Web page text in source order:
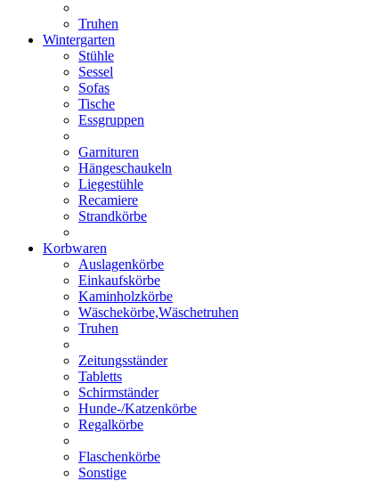
Truhen
Wintergarten
Stühle
Sessel
Sofas
Tische
Essgruppen
Garnituren
Hängeschaukeln
Liegestühle
Recamiere
Strandkörbe
Korbwaren
Auslagenkörbe
Einkaufskörbe
Kaminholzkörbe
Wäschekörbe,Wäschetruhen
Truhen
Zeitungsständer
Tabletts
Schirmständer
Hunde-/Katzenkörbe
Regalkörbe
Flaschenkörbe
Sonstige